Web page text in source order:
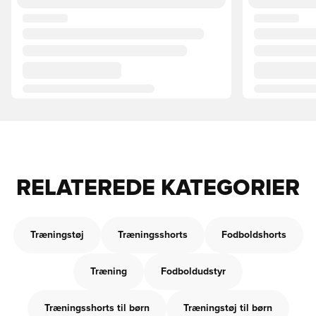
RELATEREDE KATEGORIER
Træningstøj Træningsshorts Fodboldshorts
Træning Fodboldudstyr
Træningsshorts til børn Træningstøj til børn